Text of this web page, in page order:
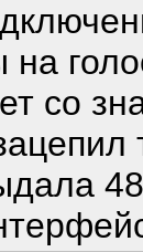
на
со